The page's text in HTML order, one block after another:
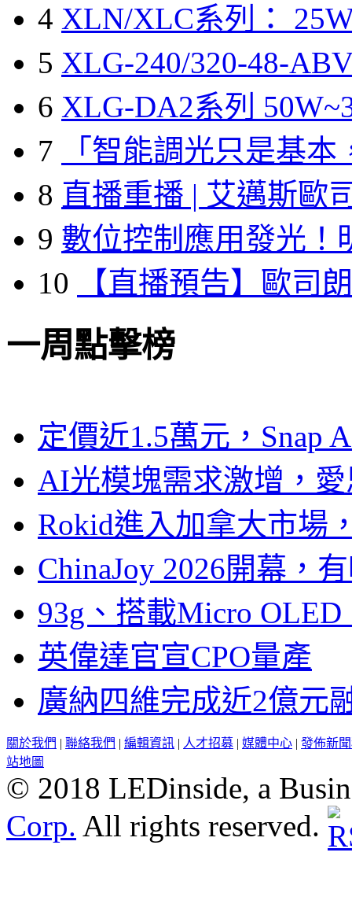
4 XLN/XLC系列：
5 XLG-240/320-48-
6 XLG-DA2系列
7
「智能調光只是基本
8 直播重播 | 艾邁斯歐
9 數位控制應用發光！
10
【直播預告】歐司
一周點擊榜
定價近1.5萬元，Snap
AI光模塊需求激增，
Rokid進入加拿大市場
ChinaJoy 2026開幕，
93g、搭載Micro
英偉達官宣CPO量產
廣納四維完成近2億元
關於我們 | 聯絡我們 | 編輯資訊 | 人才招募 | 媒體中心 | 發佈新
站地圖
© 2018 LEDinside, a
Corp. All rights reserved.